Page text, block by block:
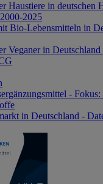
Haustiere in deutschen
2025
Bio-Lebensmitteln in
Veganer in
-
in Deutschland -